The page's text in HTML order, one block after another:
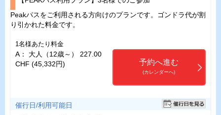
Peakパスをご利用される方向けのプランです。ゴンドラ代が割
り引かれた料金です。
1名様あたり料金
A： 大人（12歳～） 227.00
CHF (45,332円)
予約へ進む
(カレンダーへ)
催行日/利用可能日